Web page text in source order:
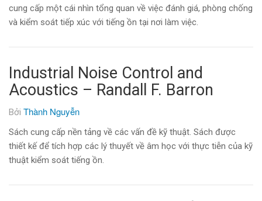
cung cấp một cái nhìn tổng quan về việc đánh giá, phòng chống
và kiểm soát tiếp xúc với tiếng ồn tại nơi làm việc.
Industrial Noise Control and
Acoustics – Randall F. Barron
Bởi Thành Nguyễn
Sách cung cấp nền tảng về các vấn đề kỹ thuật. Sách được
thiết kế để tích hợp các lý thuyết về âm học với thực tiễn của kỹ
thuật kiểm soát tiếng ồn.